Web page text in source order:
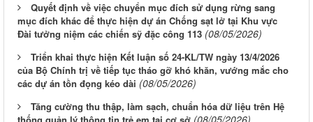
Quyết định về việc chuyển mục đích sử dụng rừng sang
mục đích khác để thực hiện dự án Chống sạt lở tại Khu vực
Đài tưởng niệm các chiến sỹ đặc công 113 (08/05/2026)
Triển khai thực hiện Kết luận số 24-KL/TW ngày 13/4/2026
của Bộ Chính trị về tiếp tục tháo gỡ khó khăn, vướng mắc cho
các dự án tồn đọng kéo dài (08/05/2026)
Tăng cường thu thập, làm sạch, chuẩn hóa dữ liệu trên Hệ